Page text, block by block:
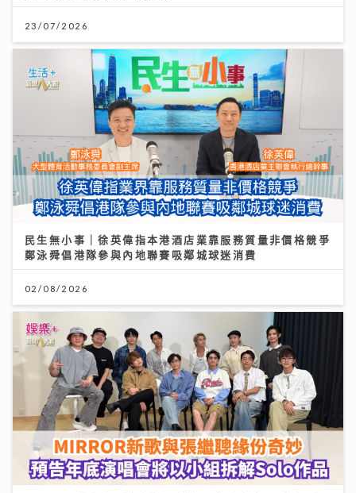
23/07/2026
民生無小事｜徐英偉指本港酒店業靠服務質量非價格競爭
鄭泳舜倡港隊參與內地聯賽吸鄰城球迷消費
02/08/2026